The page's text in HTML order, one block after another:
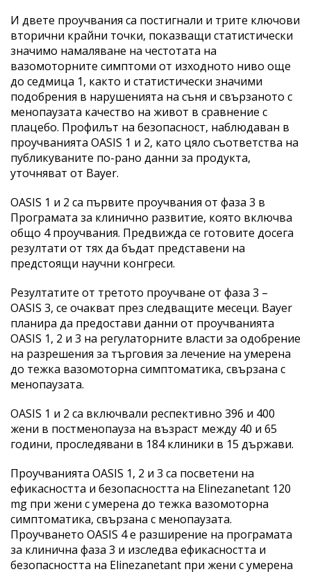
И двете проучвания са постигнали и трите ключови
вторични крайни точки, показващи статистически
значимо намаляване на честотата на
вазомоторните симптоми от изходното ниво още
до седмица 1, както и статистически значими
подобрения в нарушенията на съня и свързаното с
менопаузата качество на живот в сравнение с
плацебо. Профилът на безопасност, наблюдаван в
проучванията OASIS 1 и 2, като цяло съответства на
публикуваните по-рано данни за продукта,
уточняват от Bayer.
OASIS 1 и 2 са първите проучвания от фаза 3 в
Програмата за клинично развитие, която включва
общо 4 проучвания. Предвижда се готовите досега
резултати от тях да бъдат представени на
предстоящи научни конгреси.
Резултатите от третото проучване от фаза 3 –
OASIS 3, се очакват през следващите месеци. Bayer
планира да предостави данни от проучванията
OASIS 1, 2 и 3 на регулаторните власти за одобрение
на разрешения за търговия за лечение на умерена
до тежка вазомоторна симптоматика, свързана с
менопаузата.
OASIS 1 и 2 са включвали респективно 396 и 400
жени в постменопауза на възраст между 40 и 65
години, проследявани в 184 клиники в 15 държави.
Проучванията OASIS 1, 2 и 3 са посветени на
ефикасността и безопасността на Elinezanetant 120
mg при жени с умерена до тежка вазомоторна
симптоматика, свързана с менопаузата.
Проучването OASIS 4 е разширение на програмата
за клинична фаза 3 и изследва ефикасността и
безопасността на Elinezanetant при жени с умерена